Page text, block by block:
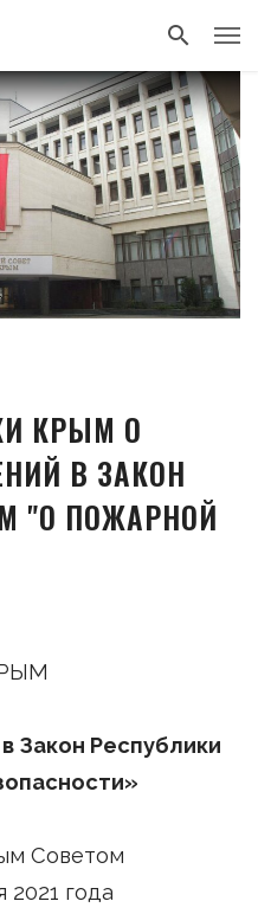
КРЫМ О
В ЗАКОН
"О ПОЖАРНОЙ
Закон Республики
Советом
2021 года